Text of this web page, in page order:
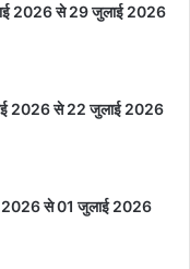
2026 से 29 जुलाई 2026
2026 से 22 जुलाई 2026
से 01 जुलाई 2026